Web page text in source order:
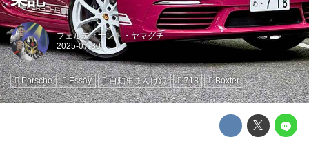
フェルディナント・ヤマグチ
Porsche Essay 自動車まんげ鏡 718 Boxter